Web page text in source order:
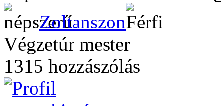
Zoltanszon
Végzetúr mester
1315 hozzászólás